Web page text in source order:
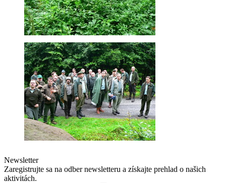
Newsletter
Zaregistrujte sa na odber newsletteru a získajte prehlad o našich
aktivitách.